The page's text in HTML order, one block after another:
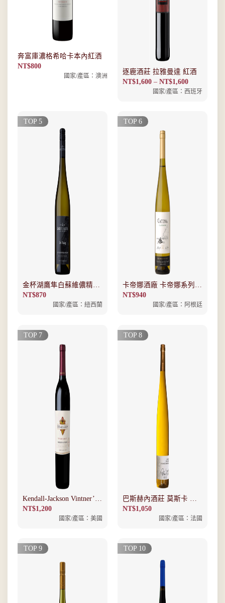
奔富庫濃格希哈卡本內紅酒
NT$800
國家/產區：澳洲
逐鹿酒莊 拉雅曼達 紅酒
NT$1,600 – NT$1,600價
格
範
國家/產區：西班牙
TOP 5
金杯湖鷹隼白蘇維儂精選
白酒
NT$870
國家/產區：紐西蘭
TOP 6
卡帝娜酒廠 卡帝娜系列
夏多內白酒
NT$940
國家/產區：阿根廷
TOP 7
Kendall-Jackson Vintner’s
Reserve Cabernet
NT$1,200
國家/產區：美國
TOP 8
巴斯赫內酒莊 莫斯卡 白
酒
NT$1,050
國家/產區：法國
TOP 9 TOP 10